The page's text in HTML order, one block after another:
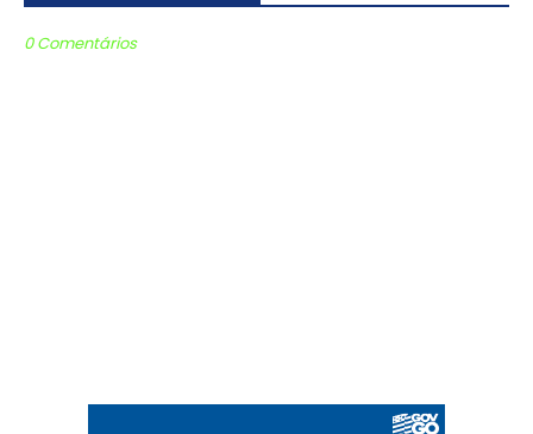
0 Comentários